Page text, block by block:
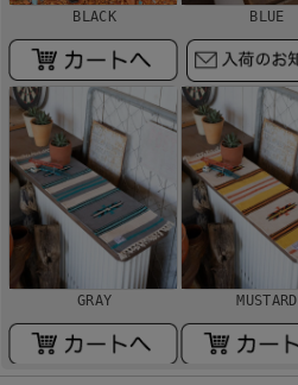
BLACK BLUE
GRAY MUSTARD